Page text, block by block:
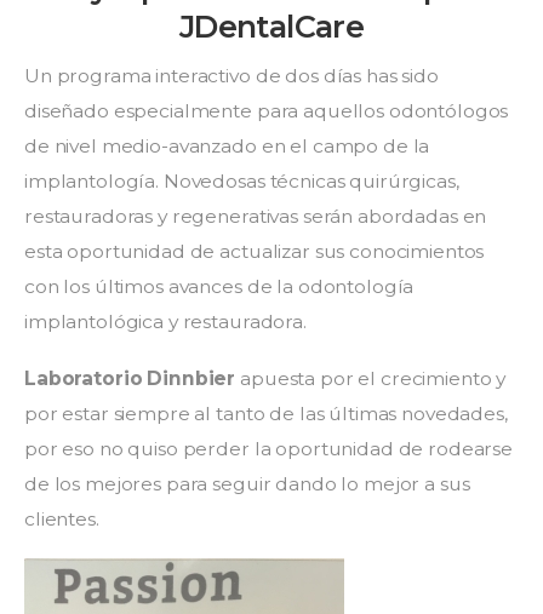
JDentalCare
Un programa interactivo de dos días has sido
diseñado especialmente para aquellos odontólogos
de nivel medio-avanzado en el campo de la
implantología. Novedosas técnicas quirúrgicas,
restauradoras y regenerativas serán abordadas en
esta oportunidad de actualizar sus conocimientos
con los últimos avances de la odontología
implantológica y restauradora.
Laboratorio Dinnbier apuesta por el crecimiento y
por estar siempre al tanto de las últimas novedades,
por eso no quiso perder la oportunidad de rodearse
de los mejores para seguir dando lo mejor a sus
clientes.